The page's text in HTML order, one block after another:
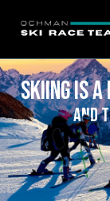
SKIING IS A
AND